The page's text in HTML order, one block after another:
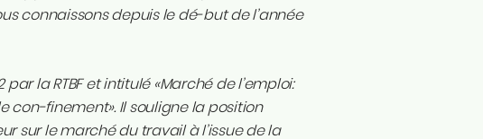
connaissons depuis le dé-but de l’année
la RTBF et intitulé «Marché de l’emploi:
finement». Il souligne la position
sur le marché du travail à l’issue de la